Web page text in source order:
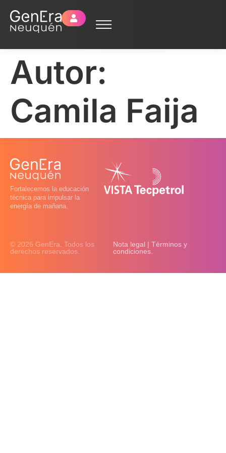
Autor:
Camila Faija
Fortalecemos la educación
técnica para impulsar la
energía de mañana.
© 2026 GenEra. Todos los
derechos reservados.
Nota legal | Términos y
condiciones.